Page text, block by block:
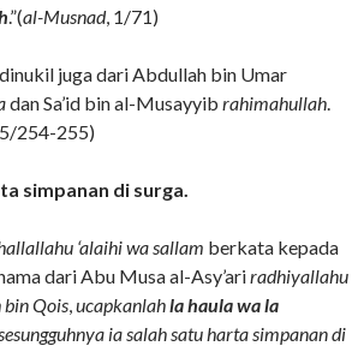
.”(al-Musnad, 1/71)
juga dari Abdullah bin Umar
dan Sa’id bin al-Musayyib rahimahullah.
254-255)
simpanan di surga.
‘alaihi wa sallam berkata kepada
dari Abu Musa al-Asy’ariradhiyallahu
bin Qois,ucapkanlahla haula wa la
ia salah satu harta simpanan di